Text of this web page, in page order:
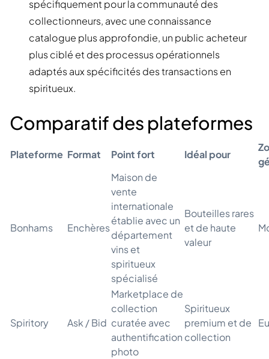
spécifiquement pour la communauté des
collectionneurs, avec une connaissance
catalogue plus approfondie, un public acheteur
plus ciblé et des processus opérationnels
adaptés aux spécificités des transactions en
spiritueux.
Comparatif des plateformes
Plateforme Format Point fort Idéal pour
Bonhams Enchères
Maison de
vente
internationale
établie avec un
département
vins et
spiritueux
spécialisé
Bouteilles rares
et de haute
valeur
Spiritory Ask / Bid
Marketplace de
collection
curatée avec
authentification
photo
Spiritueux
premium et de
collection